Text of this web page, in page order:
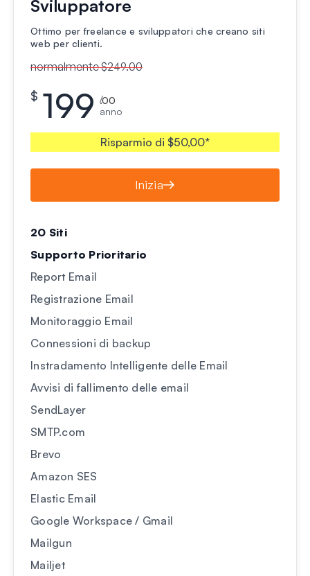
Sviluppatore
Ottimo per freelance e sviluppatori che creano siti
web per clienti.
normalmente $249.00
$ 199 .00
/
anno
Risparmio di $50,00*
Inizia
20 Siti
Supporto Prioritario
Report Email
Registrazione Email
Monitoraggio Email
Connessioni di backup
Instradamento Intelligente delle Email
Avvisi di fallimento delle email
SendLayer
SMTP.com
Brevo
Amazon SES
Elastic Email
Google Workspace / Gmail
Mailgun
Mailjet